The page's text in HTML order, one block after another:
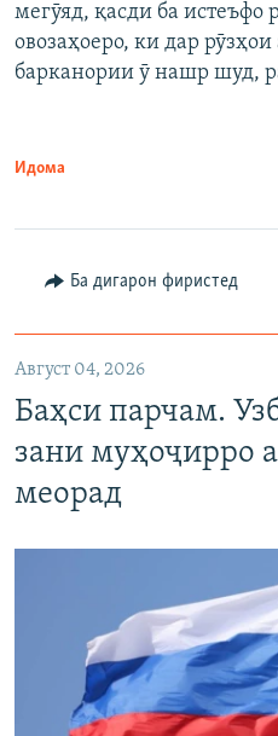
мегӯяд, қасди ба истеъфо
овозаҳоеро, ки дар
барканории ӯ нашр шуд,
Идома
Ба дигарон фиристед
Август 04, 2026
Баҳси парчам.
зани муҳоҷирро
меорад